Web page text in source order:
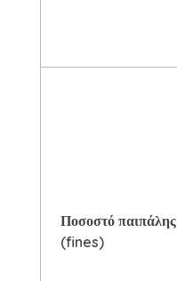
Ποσοστό παιπάλης
(fines)